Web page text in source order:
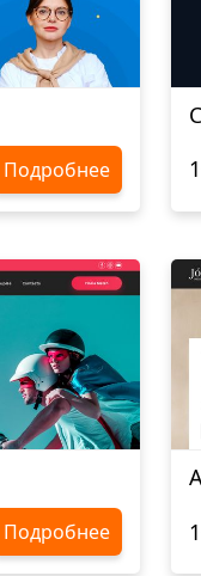
Подробнее
Подробнее